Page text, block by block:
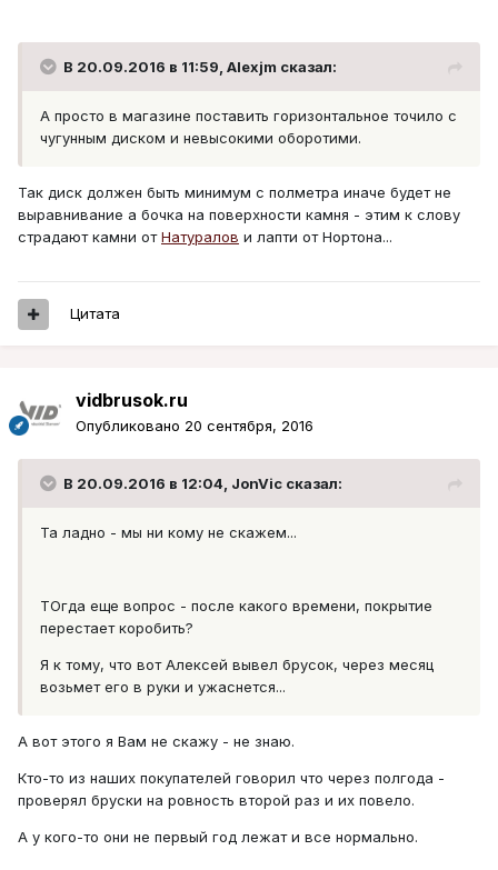
В 20.09.2016 в 11:59, Alexjm сказал:
А просто в магазине поставить горизонтальное точило с
чугунным диском и невысокими оборотими.
Так диск должен быть минимум с полметра иначе будет не
выравнивание а бочка на поверхности камня - этим к слову
страдают камни отНатуралов и лапти от Нортона...
Цитата
vidbrusok.ru
Опубликовано 20 сентября, 2016
В 20.09.2016 в 12:04, JonVic сказал:
Та ладно - мы ни кому не скажем...
ТОгда еще вопрос - после какого времени, покрытие
перестает коробить?
Я к тому, что вот Алексей вывел брусок, через месяц
возьмет его в руки и ужаснется...
А вот этого я Вам не скажу - не знаю.
Кто-то из наших покупателей говорил что через полгода -
проверял бруски на ровность второй раз и их повело.
А у кого-то они не первый год лежат и все нормально.